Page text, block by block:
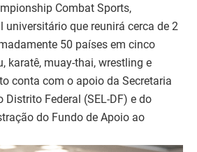
Combat Sports,
que reunirá cerca de 2
50 países em cinco
karatê, muay-thai, wrestling e
conta com o apoio da Secretaria
Distrito Federal (SEL-DF) e do
do Fundo de Apoio ao